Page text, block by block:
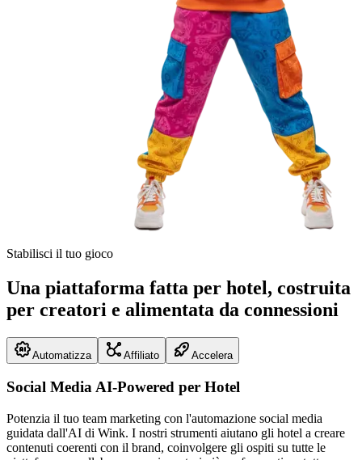
Stabilisci il tuo gioco
Una piattaforma fatta per hotel, costruita
per creatori e alimentata da connessioni
Automatizza Affiliato Accelera
Social Media AI-Powered per Hotel
Potenzia il tuo team marketing con l'automazione social media
guidata dall'AI di Wink. I nostri strumenti aiutano gli hotel a creare
contenuti coerenti con il brand, coinvolgere gli ospiti su tutte le